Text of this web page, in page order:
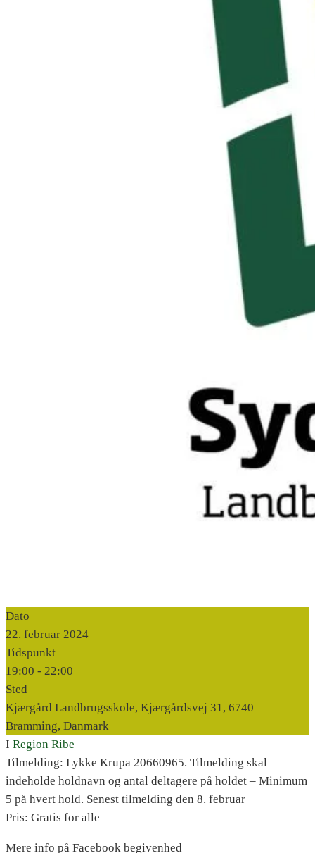
Dato
22. februar 2024
Tidspunkt
19:00 - 22:00
Sted
Kjærgård Landbrugsskole, Kjærgårdsvej 31, 6740
Bramming, Danmark
I Region Ribe
Tilmelding: Lykke Krupa 20660965. Tilmelding skal
indeholde holdnavn og antal deltagere på holdet – Minimum
5 på hvert hold. Senest tilmelding den 8. februar
Pris: Gratis for alle
Mere info på Facebook begivenhed